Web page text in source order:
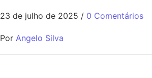
23 de julho de 2025 / 0 Comentários
Por Angelo Silva